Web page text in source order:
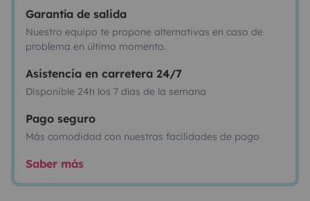
Garantía de salida
Nuestro equipo te propone alternativas en caso de
problema en último momento.
Asistencia en carretera 24/7
Disponible 24h los 7 días de la semana
Pago seguro
Más comodidad con nuestras facilidades de pago
Saber más